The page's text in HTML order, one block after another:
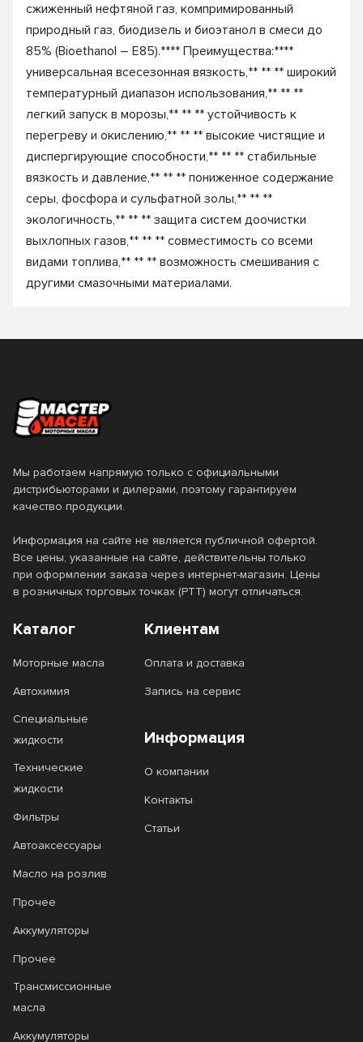
сжиженный нефтяной газ, компримированный
природный газ, биодизель и биоэтанол в смеси до
85% (Bioethanol – E85).**** Преимущества:****
универсальная всесезонная вязкость,** ** ** широкий
температурный диапазон использования,** ** **
легкий запуск в морозы,** ** ** устойчивость к
перегреву и окислению,** ** ** высокие чистящие и
диспергирующие способности,** ** ** стабильные
вязкость и давление,** ** ** пониженное содержание
серы, фосфора и сульфатной золы,** ** **
экологичность,** ** ** защита систем доочистки
выхлопных газов,** ** ** совместимость со всеми
видами топлива,** ** ** возможность смешивания с
другими смазочными материалами.
Мы работаем напрямую только с официальными
дистрибьюторами и дилерами, поэтому гарантируем
качество продукции.
Информация на сайте не является публичной офертой.
Все цены, указанные на сайте, действительны только
при оформлении заказа через интернет-магазин. Цены
в розничных торговых точках (РТТ) могут отличаться.
Каталог
Моторные масла
Автохимия
Специальные
жидкости
Технические
жидкости
Фильтры
Автоаксессуары
Масло на розлив
Прочее
Аккумуляторы
Прочее
Трансмиссионные
масла
Аккумуляторы
Клиентам
Оплата и доставка
Запись на сервис
Информация
О компании
Контакты
Статьи